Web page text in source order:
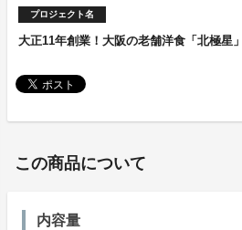
プロジェクト名
大正11年創業！大阪の老舗洋食「北極星
この商品について
内容量